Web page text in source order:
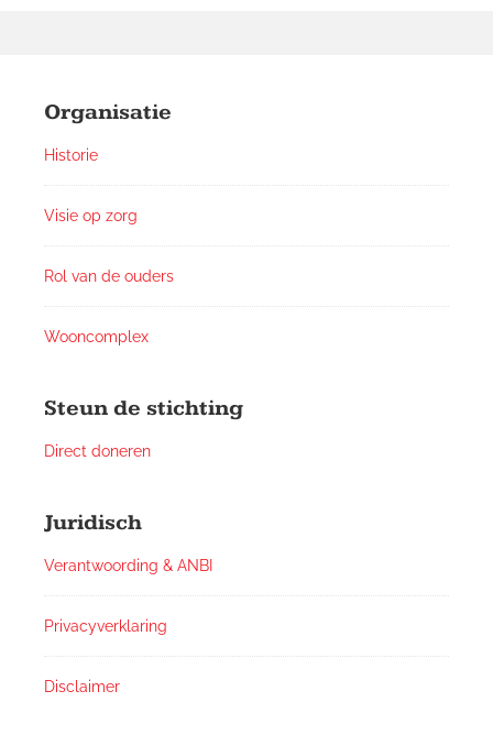
Widgets
Organisatie
Historie
Visie op zorg
Rol van de ouders
Wooncomplex
Steun de stichting
Direct doneren
Juridisch
Verantwoording & ANBI
Privacyverklaring
Disclaimer